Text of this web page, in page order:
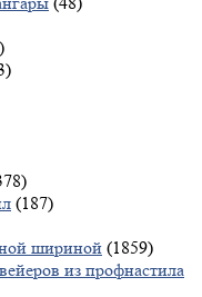
(187)
шириной (1859)
из профнастила